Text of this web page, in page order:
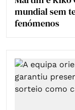
mundial sem
fenómenos